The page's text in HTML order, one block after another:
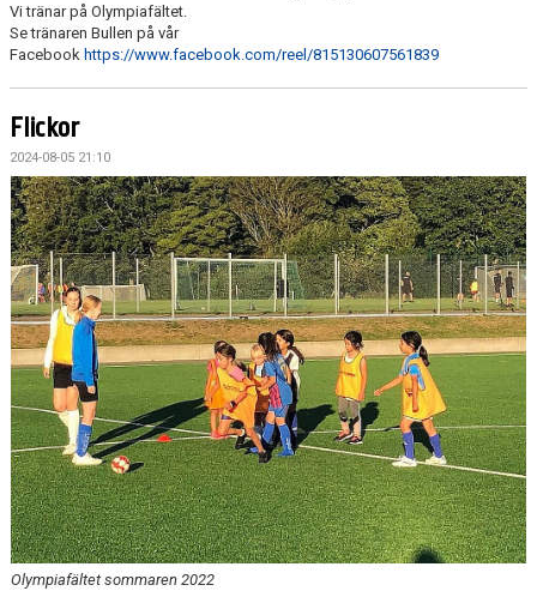
BÖRJA SPELA
Vi tränar på Olympiafältet.
Se tränaren Bullen på vår
Facebook https://www.facebook.com/reel/815130607561839
Flickor
2024-08-05 21:10
Olympiafältet sommaren 2022